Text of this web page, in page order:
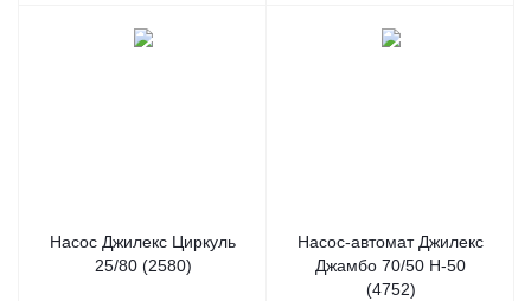
Насос Джилекс Циркуль
25/80 (2580)
Насос-автомат Джилекс
Джамбо 70/50 Н-50
(4752)